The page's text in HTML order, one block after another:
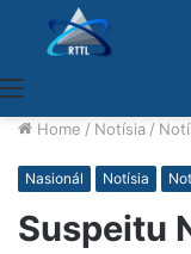
Home / Notísia /
Nasionál Notísia
Suspeitu